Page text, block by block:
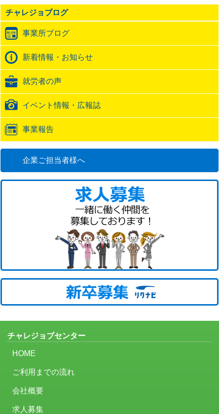
の
ト
ッ
ク
バ
ッ
URL
チャレジョブログ
事業所ブログ
新着情報・お知らせ
就労者の声
イベント情報・広報誌
事業報告
企業ご担当者様へ
チャレジョブセンター
HOME
ご利用までの流れ
会社概要
求人募集